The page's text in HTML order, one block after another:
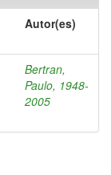
Autor(es)
Bertran,
Paulo, 1948-
2005